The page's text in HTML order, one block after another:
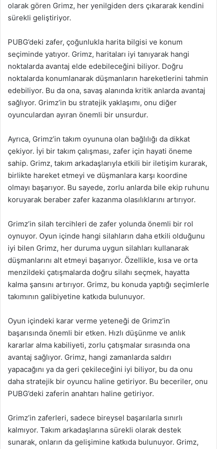
olarak gören Grimz, her yenilgiden ders çıkararak kendini
sürekli geliştiriyor.
PUBG’deki zafer, çoğunlukla harita bilgisi ve konum
seçiminde yatıyor. Grimz, haritaları iyi tanıyarak hangi
noktalarda avantaj elde edebileceğini biliyor. Doğru
noktalarda konumlanarak düşmanların hareketlerini tahmin
edebiliyor. Bu da ona, savaş alanında kritik anlarda avantaj
sağlıyor. Grimz’in bu stratejik yaklaşımı, onu diğer
oyunculardan ayıran önemli bir unsurdur.
Ayrıca, Grimz’in takım oyununa olan bağlılığı da dikkat
çekiyor. İyi bir takım çalışması, zafer için hayati öneme
sahip. Grimz, takım arkadaşlarıyla etkili bir iletişim kurarak,
birlikte hareket etmeyi ve düşmanlara karşı koordine
olmayı başarıyor. Bu sayede, zorlu anlarda bile ekip ruhunu
koruyarak beraber zafer kazanma olasılıklarını artırıyor.
Grimz’in silah tercihleri de zafer yolunda önemli bir rol
oynuyor. Oyun içinde hangi silahların daha etkili olduğunu
iyi bilen Grimz, her duruma uygun silahları kullanarak
düşmanlarını alt etmeyi başarıyor. Özellikle, kısa ve orta
menzildeki çatışmalarda doğru silahı seçmek, hayatta
kalma şansını artırıyor. Grimz, bu konuda yaptığı seçimlerle
takımının galibiyetine katkıda bulunuyor.
Oyun içindeki karar verme yeteneği de Grimz’in
başarısında önemli bir etken. Hızlı düşünme ve anlık
kararlar alma kabiliyeti, zorlu çatışmalar sırasında ona
avantaj sağlıyor. Grimz, hangi zamanlarda saldırı
yapacağını ya da geri çekileceğini iyi biliyor, bu da onu
daha stratejik bir oyuncu haline getiriyor. Bu beceriler, onu
PUBG’deki zaferin anahtarı haline getiriyor.
Grimz’in zaferleri, sadece bireysel başarılarla sınırlı
kalmıyor. Takım arkadaşlarına sürekli olarak destek
sunarak, onların da gelişimine katkıda bulunuyor. Grimz,